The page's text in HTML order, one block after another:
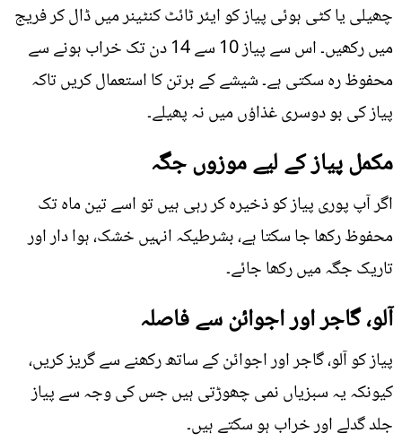
چھیلی یا کٹی ہوئی پیاز کو ایئر ٹائٹ کنٹینر میں ڈال کر فریج
میں رکھیں۔ اس سے پیاز 10 سے 14 دن تک خراب ہونے سے
محفوظ رہ سکتی ہے۔ شیشے کے برتن کا استعمال کریں تاکہ
پیاز کی بو دوسری غذاؤں میں نہ پھیلے۔
مکمل پیاز کے لیے موزوں جگہ
اگر آپ پوری پیاز کو ذخیرہ کر رہی ہیں تو اسے تین ماہ تک
محفوظ رکھا جا سکتا ہے، بشرطیکہ انہیں خشک، ہوا دار اور
تاریک جگہ میں رکھا جائے۔
آلو، گاجر اور اجوائن سے فاصلہ
پیاز کو آلو، گاجر اور اجوائن کے ساتھ رکھنے سے گریز کریں،
کیونکہ یہ سبزیاں نمی چھوڑتی ہیں جس کی وجہ سے پیاز
جلد گدلے اور خراب ہو سکتے ہیں۔